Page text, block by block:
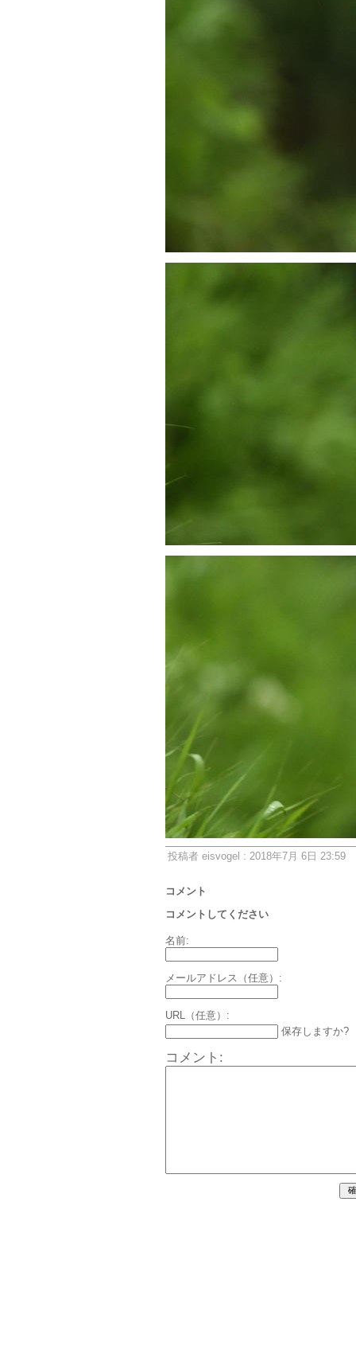
投稿者 eisvogel : 2018年7月 6日 23:59
コメント
コメントしてください
名前:
メールアドレス（任意）:
URL（任意）:
保存しますか?
コメント: